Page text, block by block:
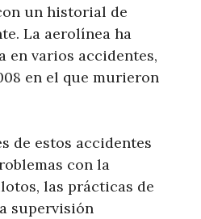
un historial de
La aerolínea ha
en varios accidentes,
en el que murieron
de estos accidentes
con la
las prácticas de
supervisión